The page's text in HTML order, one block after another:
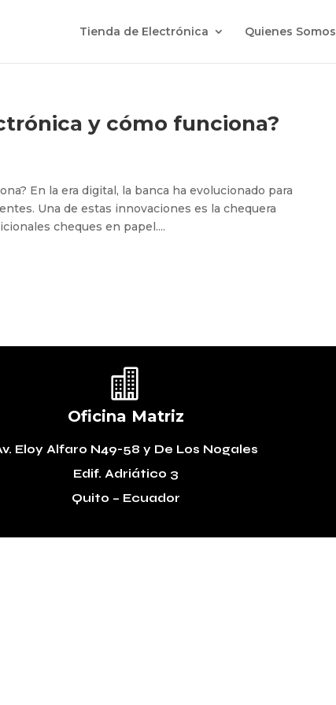
Tienda de Electrónica Quienes Somos
y cómo funciona?
En la era digital, la banca ha evolucionado para
Una de estas innovaciones es la chequera
cheques en papel....

Oficina Matriz
Eloy Alfaro N49-58 y De Los Nogales
Edif. Adriático 3
Quito – Ecuador